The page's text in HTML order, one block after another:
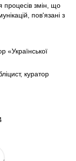
змін, що
пов'язані з
«Української
куратор